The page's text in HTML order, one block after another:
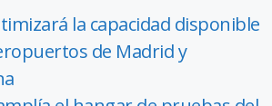
la capacidad disponible
de Madrid y